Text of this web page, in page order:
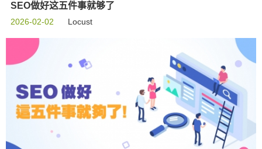
SEO做好这五件事就够了
2026-02-02 Locust